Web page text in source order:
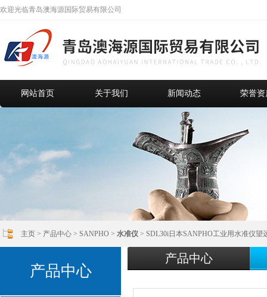
欢迎光临青岛澳海源国际贸易有限公司
网站首页 关于我们 新闻动态 荣誉资
主页 > 产品中心 > SANPHO > 水准仪 > SDL30i日本SANPHO工业用水准仪望
产品中心
产品中心